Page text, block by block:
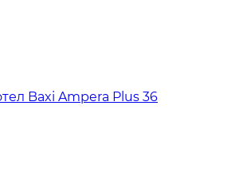
Baxi Ampera Plus 36